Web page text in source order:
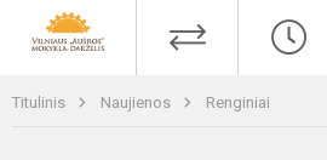
Titulinis Naujienos Renginiai